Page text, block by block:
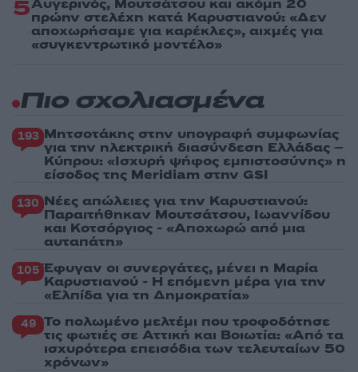
5Αυγερινός, Μουτσάτσου και ακόμη 20
πρώην στελέχη κατά Καρυστιανού: «Δεν
αποχωρήσαμε για καρέκλες», αιχμές για
«συγκεντρωτικό μοντέλο»
Πιο σχολιασμένα
193 Μητσοτάκης στην υπογραφή συμφωνίας
για την ηλεκτρική διασύνδεση Ελλάδας –
Κύπρου: «Ισχυρή ψήφος εμπιστοσύνης» η
είσοδος της Meridiam στην GSI
130 Νέες απώλειες για την Καρυστιανού:
Παραιτήθηκαν Μουτσάτσου, Ιωαννίδου
και Κοτσόργιος - «Αποχωρώ από μια
αυταπάτη»
105 Έφυγαν οι συνεργάτες, μένει η Μαρία
Καρυστιανού - Η επόμενη μέρα για την
«Ελπίδα για τη Δημοκρατία»
49 Το πολωμένο μελτέμι που τροφοδότησε
τις φωτιές σε Αττική και Βοιωτία: «Από τα
ισχυρότερα επεισόδια των τελευταίων 50
χρόνων»